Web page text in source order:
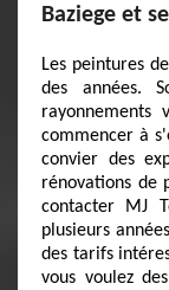
Baziege et
Les peintures
des années.
rayonnements
commencer à
convier des
rénovations de
contacter MJ
plusieurs
des tarifs
vous voulez